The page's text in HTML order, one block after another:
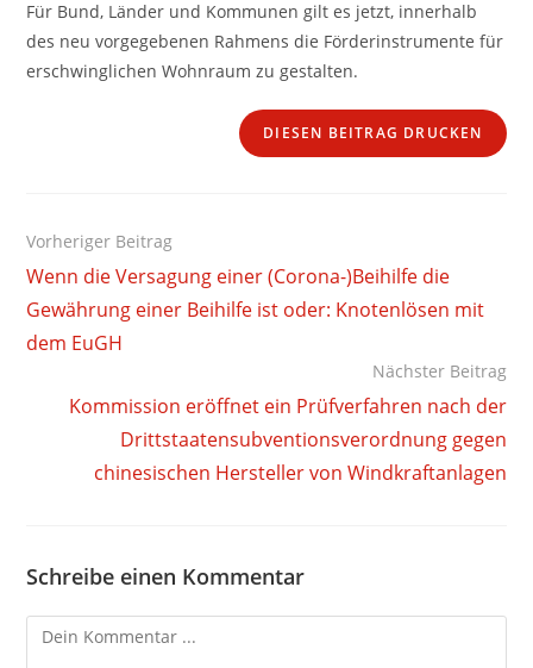
Für Bund, Länder und Kommunen gilt es jetzt, innerhalb
des neu vorgegebenen Rahmens die Förderinstrumente für
erschwinglichen Wohnraum zu gestalten.
DIESEN BEITRAG DRUCKEN
Weitere
ansehen
Vorheriger Beitrag
Wenn die Versagung einer (Corona-)Beihilfe die
Gewährung einer Beihilfe ist oder: Knotenlösen mit
dem EuGH
Nächster Beitrag
Kommission eröffnet ein Prüfverfahren nach der
Drittstaatensubventionsverordnung gegen
chinesischen Hersteller von Windkraftanlagen
Schreibe einen Kommentar
Kommentieren